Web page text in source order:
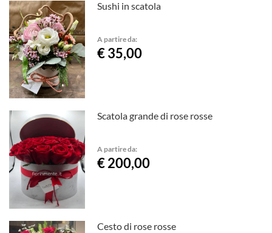
Sushi in scatola
A partire da:
€ 35,00
Scatola grande di rose rosse
A partire da:
€ 200,00
Cesto di rose rosse